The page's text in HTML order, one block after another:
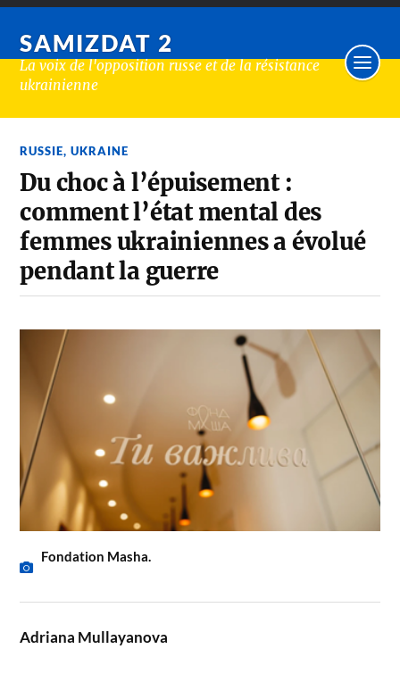
SAMIZDAT 2
La voix de l'opposition russe et de la résistance
ukrainienne
RUSSIE,UKRAINE
Du choc à l’épuisement :
comment l’état mental des
femmes ukrainiennes a évolué
pendant la guerre
Fondation Masha.
Adriana Mullayanova